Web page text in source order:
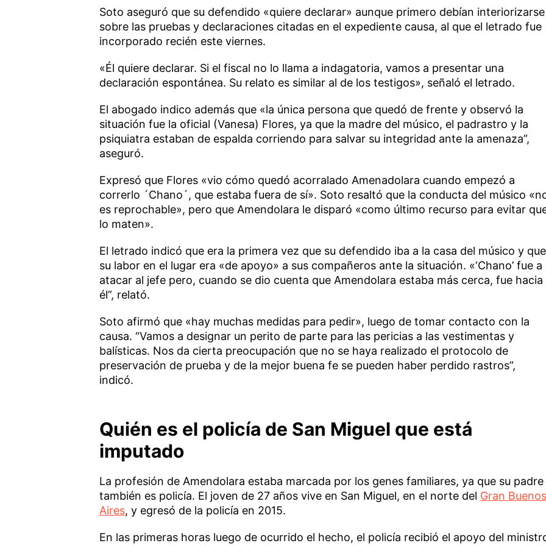
Soto aseguró que su defendido «quiere declarar» aunque primero debían interiorizarse
sobre las pruebas y declaraciones citadas en el expediente causa, al que el letrado fue
incorporado recién este viernes.
«Él quiere declarar. Si el fiscal no lo llama a indagatoria, vamos a presentar una
declaración espontánea. Su relato es similar al de los testigos», señaló el letrado.
El abogado indico además que «la única persona que quedó de frente y observó la
situación fue la oficial (Vanesa) Flores, ya que la madre del músico, el padrastro y la
psiquiatra estaban de espalda corriendo para salvar su integridad ante la amenaza”,
aseguró.
Expresó que Flores «vio cómo quedó acorralado Amenadolara cuando empezó a
correrlo ´Chano´, que estaba fuera de sí». Soto resaltó que la conducta del músico
es reprochable», pero que Amendolara le disparó «como último recurso para evitar
lo maten».
El letrado indicó que era la primera vez que su defendido iba a la casa del músico y que
su labor en el lugar era «de apoyo» a sus compañeros ante la situación. «‘Chano’ fue a
atacar al jefe pero, cuando se dio cuenta que Amendolara estaba más cerca, fue hacia
él”, relató.
Soto afirmó que «hay muchas medidas para pedir», luego de tomar contacto con la
causa. “Vamos a designar un perito de parte para las pericias a las vestimentas y
balísticas. Nos da cierta preocupación que no se haya realizado el protocolo de
preservación de prueba y de la mejor buena fe se pueden haber perdido rastros”,
indicó.
Quién es el policía de San Miguel que está
imputado
La profesión de Amendolara estaba marcada por los genes familiares, ya que su padre
también es policía. El joven de 27 años vive en San Miguel, en el norte del Gran Buenos
Aires, y egresó de la policía en 2015.
En las primeras horas luego de ocurrido el hecho, el policía recibió el apoyo del